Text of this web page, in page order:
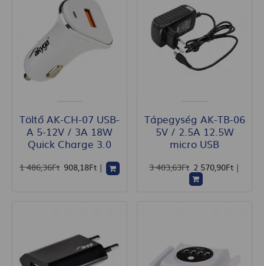
Töltő AK-CH-07 USB-
A 5-12V / 3A 18W
Quick Charge 3.0
1 486,36Ft 908,18Ft |
Tápegység AK-TB-06
5V / 2.5A 12.5W
micro USB
3 403,63Ft 2 570,90Ft |